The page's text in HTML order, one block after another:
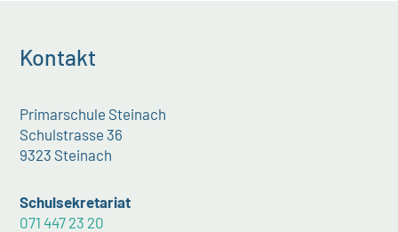
Kontakt
Primarschule Steinach
Schulstrasse 36
9323 Steinach
Schulsekretariat
071 447 23 20